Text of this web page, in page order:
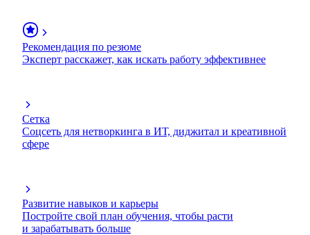
Рекомендация по резюме
Эксперт расскажет, как искать работу эффективнее
Сетка
Соцсеть для нетворкинга в ИТ, диджитал и креативной
сфере
Развитие навыков и карьеры
Постройте свой план обучения, чтобы расти
и зарабатывать больше